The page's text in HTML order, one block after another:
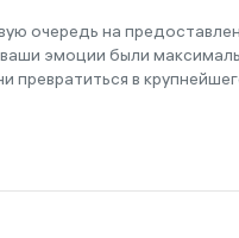
очередь на
эмоции были
в